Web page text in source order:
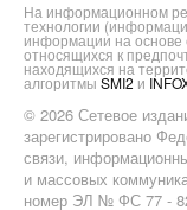
На информационном
технологии
информации на основе
относящихся к
находящихся на
алгоритмы SMI2 и
© 2026 Сетевое
зарегистрировано
связи,
и массовых
номер ЭЛ № ФС 77 -